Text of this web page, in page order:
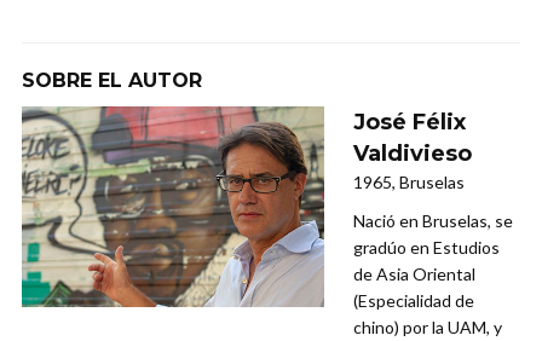
SOBRE EL AUTOR
José Félix
Valdivieso
1965, Bruselas
Nació en Bruselas, se
gradúo en Estudios
de Asia Oriental
(Especialidad de
chino) por la UAM, y